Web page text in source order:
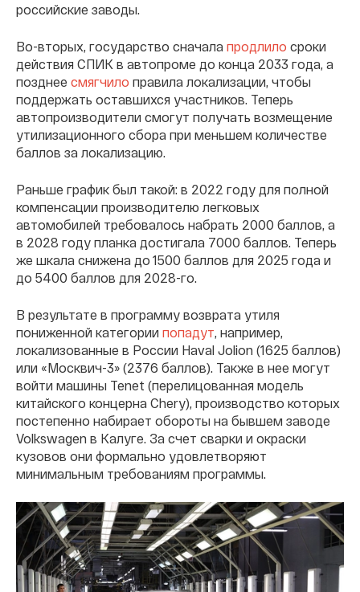
российские заводы.
Во-вторых, государство сначала продлило сроки
действия СПИК в автопроме до конца 2033 года, а
позднее смягчило правила локализации, чтобы
поддержать оставшихся участников. Теперь
автопроизводители смогут получать возмещение
утилизационного сбора при меньшем количестве
баллов за локализацию.
Раньше график был такой: в 2022 году для полной
компенсации производителю легковых
автомобилей требовалось набрать 2000 баллов, а
в 2028 году планка достигала 7000 баллов. Теперь
же шкала снижена до 1500 баллов для 2025 года и
до 5400 баллов для 2028-го.
В результате в программу возврата утиля
пониженной категории попадут , например,
локализованные в России Haval Jolion (1625 баллов)
или «Москвич-3» (2376 баллов). Также в нее могут
войти машины Tenet (перелицованная модель
китайского концерна Chery), производство которых
постепенно набирает обороты на бывшем заводе
Volkswagen в Калуге. За счет сварки и окраски
кузовов они формально удовлетворяют
минимальным требованиям программы.